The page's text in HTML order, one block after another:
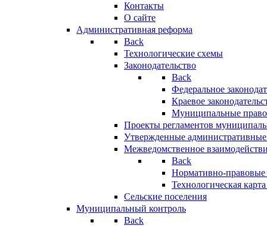
Контакты
О сайте
Административная реформа
Back
Технологические схемы
Законодательство
Back
Федеральное
Краевое
Муниципальные
Проекты регламентов
Утвержденные
Межведомственное
Back
Нормативно-правовые
Технологическая
Сельские поселения
Муниципальный контроль
Back